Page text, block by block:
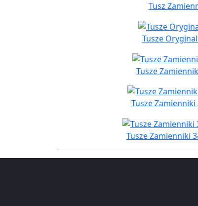
Tusz
Tusze
Tusze
Tusze Zamienniki
Tusze Zamienniki